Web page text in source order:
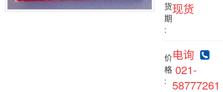
货
期
:
现货
价
格
:
电询
021-
58777261